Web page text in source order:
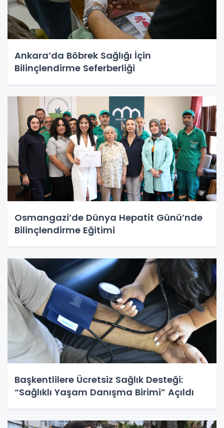
Ankara’da Böbrek Sağlığı İçin
Bilinçlendirme Seferberliği
Osmangazi’de Dünya Hepatit Günü’nde
Bilinçlendirme Eğitimi
Başkentlilere Ücretsiz Sağlık Desteği:
“Sağlıklı Yaşam Danışma Birimi” Açıldı